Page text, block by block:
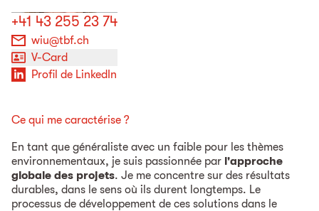
+41 43 255 23 74
wiu@tbf.ch
V-Card
Profil de LinkedIn
Ce qui me caractérise ?
En tant que généraliste avec un faible pour les thèmes
environnementaux, je suis passionnée par l'approche
globale des projets. Je me concentre sur des résultats
durables, dans le sens où ils durent longtemps. Le
processus de développement de ces solutions dans le